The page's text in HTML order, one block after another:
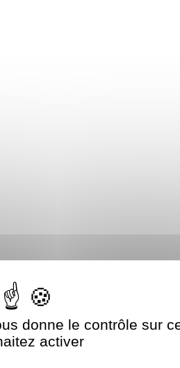
donne le contrôle sur
activer